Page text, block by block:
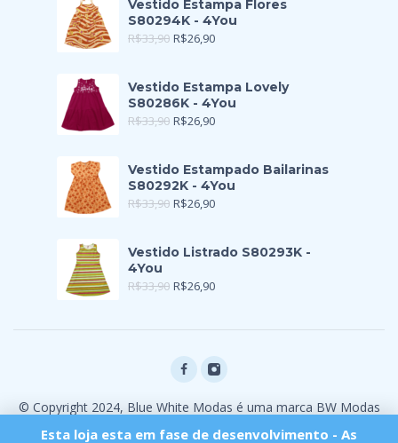
Vestido Estampa Flores
S80294K - 4You
R$33,90 R$26,90
Vestido Estampa Lovely
S80286K - 4You
R$33,90 R$26,90
Vestido Estampado Bailarinas
S80292K - 4You
R$33,90 R$26,90
Vestido Listrado S80293K -
4You
R$33,90 R$26,90
© Copyright 2024, Blue White Modas é uma marca BW Modas
Esta loja esta em fase de desenvolvimento - As